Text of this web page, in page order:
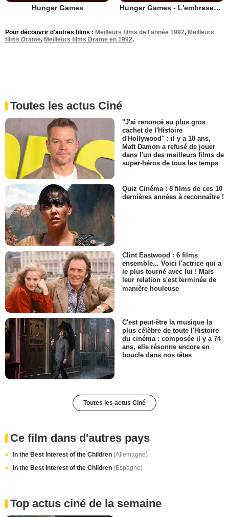
Hunger Games Hunger Games - L'embrasement
Pour découvrir d'autres films : Meilleurs films de l'année 1992, Meilleurs
films Drame, Meilleurs films Drame en 1992.
Toutes les actus Ciné
"J'ai renoncé au plus gros
cachet de l'Histoire
d'Hollywood" : il y a 18 ans,
Matt Damon a refusé de jouer
dans l'un des meilleurs films de
super-héros de tous les temps
Quiz Cinéma : 8 films de ces 10
dernières années à reconnaître !
Clint Eastwood : 6 films
ensemble... Voici l'actrice qui a
le plus tourné avec lui ! Mais
leur relation s'est terminée de
manière houleuse
C'est peut-être la musique la
plus célèbre de toute l'Histoire
du cinéma : composée il y a 74
ans, elle résonne encore en
boucle dans nos têtes
Toutes les actus Ciné
Ce film dans d'autres pays
In the Best Interest of the Children (Allemagne)
In the Best Interest of the Children (Espagne)
Top actus ciné de la semaine